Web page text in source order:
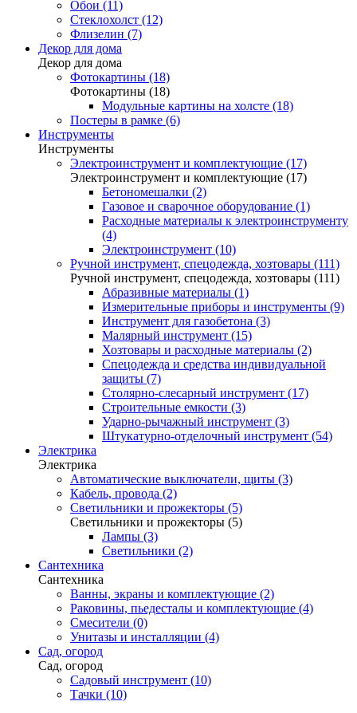
Обои (11)
Стеклохолст (12)
Флизелин (7)
Декор для дома
Декор для дома
Фотокартины (18)
Фотокартины (18)
Модульные картины на холсте (18)
Постеры в рамке (6)
Инструменты
Инструменты
Электроинструмент и комплектующие (17)
Электроинструмент и комплектующие (17)
Бетономешалки (2)
Газовое и сварочное оборудование (1)
Расходные материалы к электроинструменту
(4)
Электроинструмент (10)
Ручной инструмент, спецодежда, хозтовары (111)
Ручной инструмент, спецодежда, хозтовары (111)
Абразивные материалы (1)
Измерительные приборы и инструменты (9)
Инструмент для газобетона (3)
Малярный инструмент (15)
Хозтовары и расходные материалы (2)
Спецодежда и средства индивидуальной
защиты (7)
Столярно-слесарный инструмент (17)
Строительные емкости (3)
Ударно-рычажный инструмент (3)
Штукатурно-отделочный инструмент (54)
Электрика
Электрика
Автоматические выключатели, щиты (3)
Кабель, провода (2)
Светильники и прожекторы (5)
Светильники и прожекторы (5)
Лампы (3)
Светильники (2)
Сантехника
Сантехника
Ванны, экраны и комплектующие (2)
Раковины, пьедесталы и комплектующие (4)
Смесители (0)
Унитазы и инсталляции (4)
Сад, огород
Сад, огород
Садовый инструмент (10)
Тачки (10)